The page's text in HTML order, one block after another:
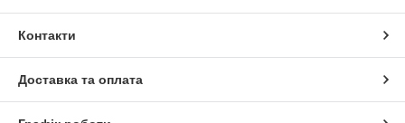
Контакти
Доставка та оплата